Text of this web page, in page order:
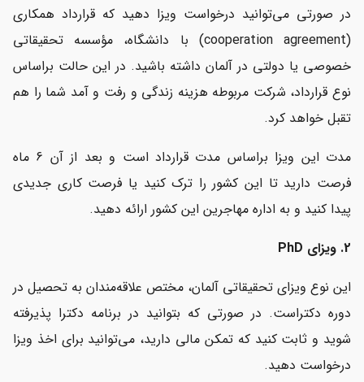
در صورتی می‌توانید درخواست ویزا دهید که قرارداد همکاری
(cooperation agreement) با دانشگاه، مؤسسه تحقیقاتی
خصوصی یا دولتی در آلمان داشته باشید. در این حالت براساس
نوع قرارداد، شرکت مربوطه هزینه زندگی و رفت و آمد شما را هم
تقبل خواهد کرد.
مدت این ویزا براساس مدت قرارداد است و بعد از آن 6 ماه
فرصت دارید تا این کشور را ترک کنید یا فرصت کاری جدیدی
پیدا کنید و به اداره مهاجرین این کشور ارائه دهید.
2. ویزای PhD
این نوع ویزای تحقیقاتی آلمان، مختص علاقه‌مندان به تحصیل در
دوره دکتراست. در صورتی که بتوانید در برنامه دکترا پذیرفته
شوید و ثابت کنید که تمکن مالی دارید، می‌توانید برای اخذ ویزا
درخواست دهید.